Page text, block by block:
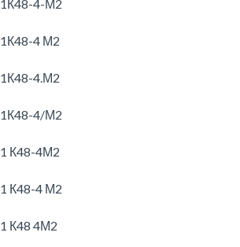
1К48-4-М2
1К48-4 М2
1К48-4.М2
1К48-4/М2
1 К48-4М2
1 К48-4 М2
1 К48 4М2